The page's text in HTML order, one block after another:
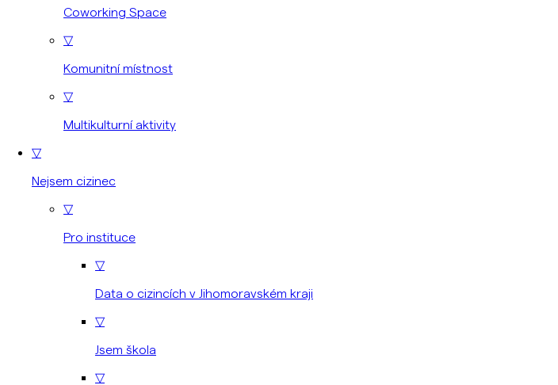
Coworking Space
▽
Komunitní místnost
▽
Multikulturní aktivity
▽
Nejsem cizinec
▽
Pro instituce
▽
Data o cizincích v Jihomoravském kraji
▽
Jsem škola
▽